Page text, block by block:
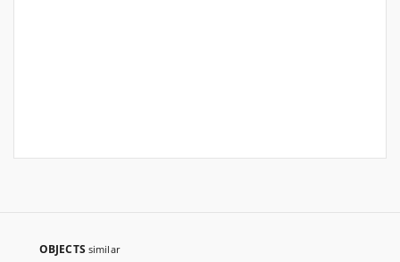
OBJECTS similar